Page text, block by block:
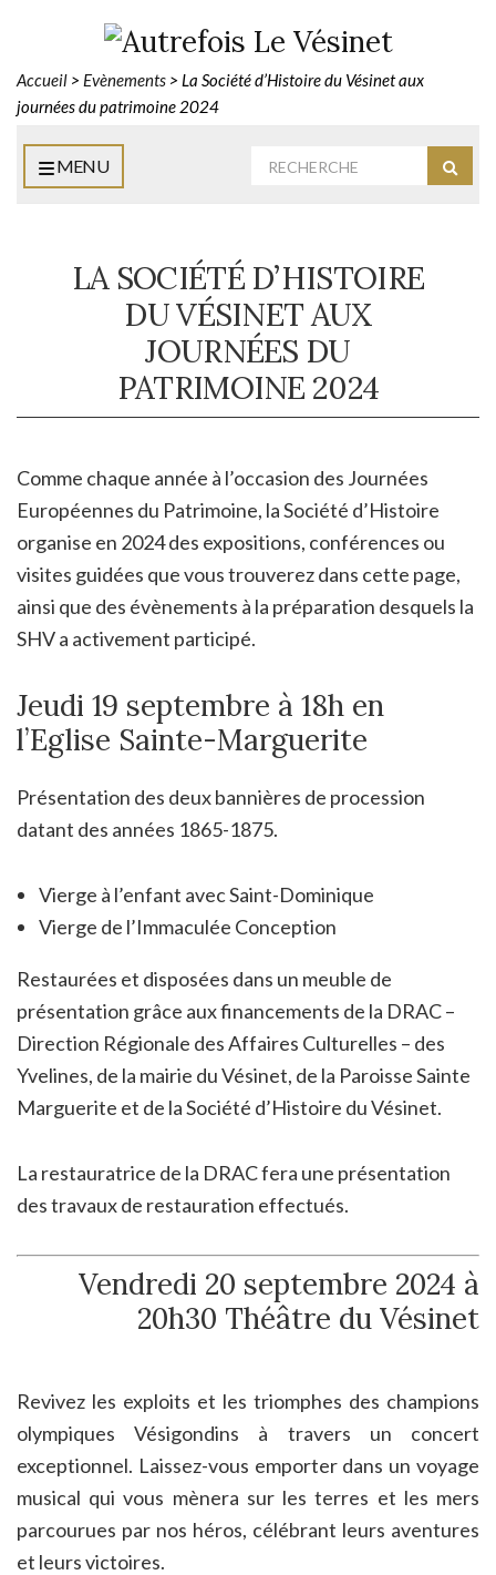
Accueil > Evènements > La Société d’Histoire du Vésinet aux
journées du patrimoine 2024
MENU
LA SOCIÉTÉ D’HISTOIRE
DU VÉSINET AUX
JOURNÉES DU
PATRIMOINE 2024
Comme chaque année à l’occasion des Journées
Européennes du Patrimoine, la Société d’Histoire
organise en 2024 des expositions, conférences ou
visites guidées que vous trouverez dans cette page,
ainsi que des évènements à la préparation desquels la
SHV a activement participé.
Jeudi 19 septembre à 18h en
l’Eglise Sainte-Marguerite
Présentation des deux bannières de procession
datant des années 1865-1875.
Vierge à l’enfant avec Saint-Dominique
Vierge de l’Immaculée Conception
Restaurées et disposées dans un meuble de
présentation grâce aux financements de la DRAC –
Direction Régionale des Affaires Culturelles – des
Yvelines, de la mairie du Vésinet, de la Paroisse Sainte
Marguerite et de la Société d’Histoire du Vésinet.
La restauratrice de la DRAC fera une présentation
des travaux de restauration effectués.
Vendredi 20 septembre 2024 à
20h30 Théâtre du Vésinet
Revivez les exploits et les triomphes des champions
olympiques Vésigondins à travers un concert
exceptionnel. Laissez-vous emporter dans un voyage
musical qui vous mènera sur les terres et les mers
parcourues par nos héros, célébrant leurs aventures
et leurs victoires.